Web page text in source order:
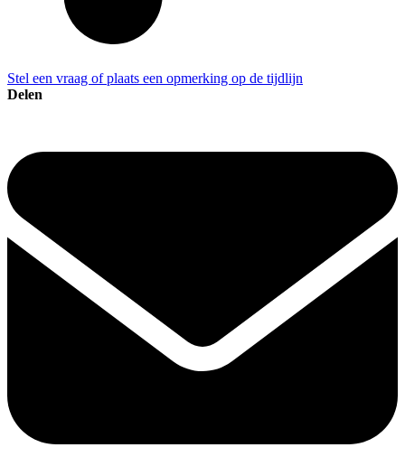
Stel een vraag of plaats een opmerking op de tijdlijn
Delen